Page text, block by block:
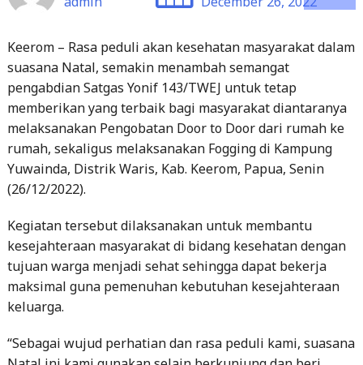
pengabdian Satgas Yonif 143/TWEJ untuk tetap
memberikan yang terbaik bagi masyarakat diantaranya
melaksanakan Pengobatan Door to Door dari rumah ke
rumah, sekaligus melaksanakan Fogging di Kampung
Yuwainda, Distrik Waris, Kab. Keerom, Papua, Senin
(26/12/2022).
Kegiatan tersebut dilaksanakan untuk membantu
kesejahteraan masyarakat di bidang kesehatan dengan
tujuan warga menjadi sehat sehingga dapat bekerja
maksimal guna pemenuhan kebutuhan kesejahteraan
keluarga.
“Sebagai wujud perhatian dan rasa peduli kami, suasana
Natal ini kami gunakan selain berkunjung dan beri
ucapan selamat kepada warga, kami juga memberikan
layanan kesehatan dan fogging guna mencegah